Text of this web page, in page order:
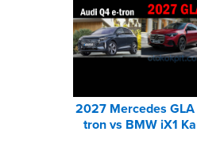
2027 Mercedes
tron vs BMW iX1